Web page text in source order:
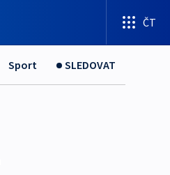
ČT
Sport SLEDOVAT